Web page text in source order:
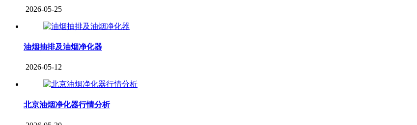
2026-05-25
油烟抽排及油烟净化器
2026-05-12
北京油烟净化器行情分析